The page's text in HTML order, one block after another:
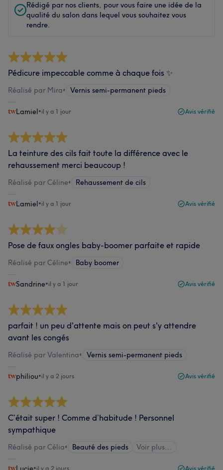
Rédigé par nos clients, pour vous faire une idée de la
qualité du salon dans lequel vous souhaitez vous
rendre.
Pédicure impeccable comme à chaque fois ✨
Réalisé par Mira• Vernis semi-permanent pieds
Lamiel•il y a 1 jour Avis vérifié
La teinture des cils fait toute la différence avec le
rehaussement merci beaucoup !
Réalisé par Céline• Rehaussement de cils
Lamiel•il y a 1 jour Avis vérifié
Pose de faux ongles baby-boomer parfaite et rapide
Réalisé par Céline• Baby boomer
Sandrine•il y a 1 jour Avis vérifié
parfait ! un peu d'attente mais on peut s'y attendre
avant les congés
Réalisé par Valentina• Vernis semi-permanent pieds
philiou•il y a 2 jours Avis vérifié
C’était super ! Comme d’habitude ! Personnel
sympathique
Réalisé par Célia• Beauté des pieds Voir plus...
•il y a 2 jours Avis vérifié